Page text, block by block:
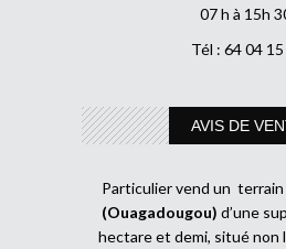
07 h à 15h
Tél : 64 04
AVIS DE
Particulier vend un
(Ouagadougou) d’une
hectare et demi, situé non